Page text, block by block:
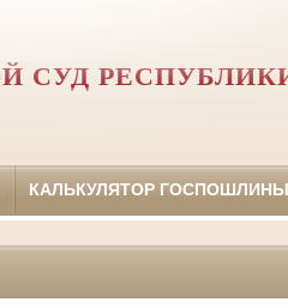
СУД
КАЛЬКУЛЯТОР ГОСПОШЛИНЫ